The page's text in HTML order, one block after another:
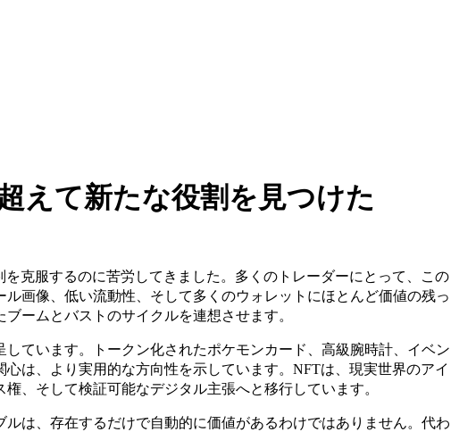
えて新たな役割を見つけた
克服するのに苦労してきました。多くのトレーダーにとって、この
画像、低い流動性、そして多くのウォレットにほとんど価値の残っ
ームとバストのサイクルを連想させます。
しています。トークン化されたポケモンカード、高級腕時計、イベン
心は、より実用的な方向性を示しています。NFTは、現実世界のアイ
、そして検証可能なデジタル主張へと移行しています。
ルは、存在するだけで自動的に価値があるわけではありません。代わ